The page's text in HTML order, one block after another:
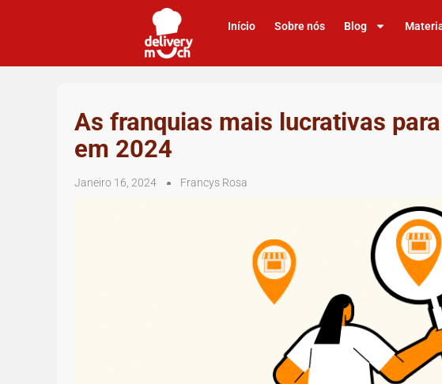
Início Sobre nós Blog
As franquias mais lucrativas
em 2024
Janeiro 16, 2024 Francys Rosa